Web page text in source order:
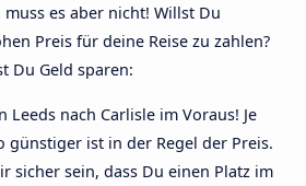
es aber nicht! Willst Du
Preis für deine Reise zu zahlen?
Du Geld sparen:
Leeds nach Carlisle im Voraus! Je
günstiger ist in der Regel der Preis.
sicher sein, dass Du einen Platz im